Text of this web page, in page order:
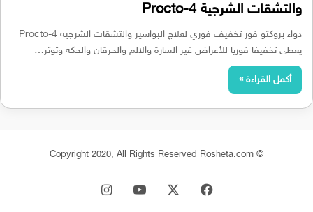
والتشقات الشرجية Procto-4
دواء بروكتو فور تخفيف فوري لعلاج البواسير والتشقات الشرجية Procto-4
يعطى تخفيفا فوريا للأعراض غير السارة والالم والحرقان والحكة وتوتر…
أكمل القراءة »
© Copyright 2020, All Rights Reserved Rosheta.com
فيسبوك ‫YouTube